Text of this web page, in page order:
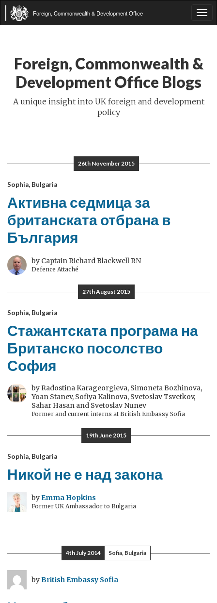
Foreign, Commonwealth & Development Office
Foreign, Commonwealth &
Development Office Blogs
A unique insight into UK foreign and development
policy
26th November 2015
Sophia, Bulgaria
Активна седмица за
британската отбрана в
България
by Captain Richard Blackwell RN
Defence Attaché
27th August 2015
Sophia, Bulgaria
Стажантската програма на
Британско посолство
София
by Radostina Karageorgieva, Simoneta Bozhinova,
Yoan Stanev, Sofiya Kalinova, Svetoslav Tsvetkov,
Sahar Hasan and Svetoslav Nunev
Former and current interns at British Embassy Sofia
19th June 2015
Sophia, Bulgaria
Никой не е над закона
by Emma Hopkins
Former UK Ambassador to Bulgaria
4th July 2014 Sofia, Bulgaria
byBritish Embassy Sofia